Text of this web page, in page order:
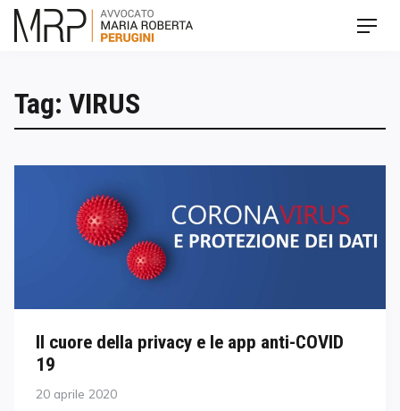
Skip
Tag: VIRUS
Il cuore della privacy e le app anti-COVID
19
Posted
20 aprile 2020